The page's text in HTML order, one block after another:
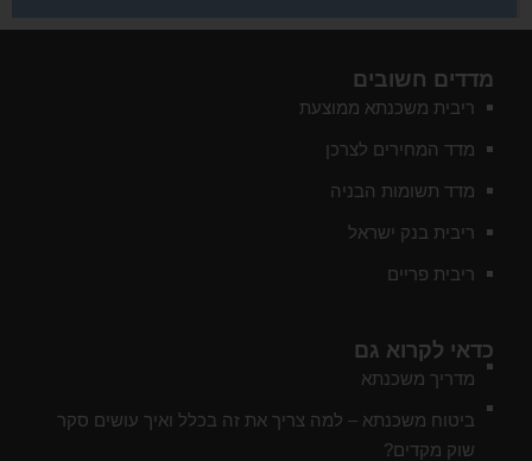
מדדים חשובים
ריבית משכנתא ממוצעת
מדד המחירים לצרכן
מדד תשומות הבניה
ריבית בנק ישראל
ריבית פריים
כדאי לקרוא גם
מדריך משכנתא
ביטוח משכנתא – למה צריך את זה בכלל ואיך עושים סקר
שוק מקדים?